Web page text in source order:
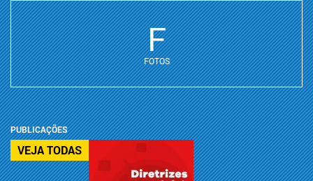
F
FOTOS
PUBLICAÇÕES
VEJA TODAS